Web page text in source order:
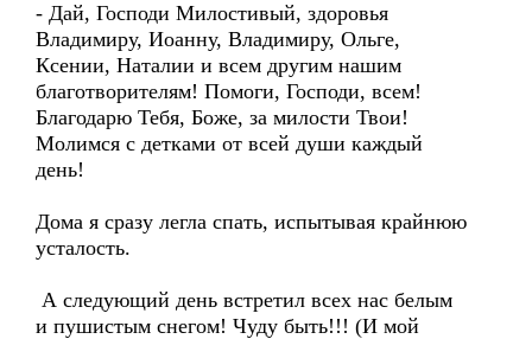
- Дай, Господи Милостивый, здоровья
Владимиру, Иоанну, Владимиру, Ольге,
Ксении, Наталии и всем другим нашим
благотворителям! Помоги, Господи, всем!
Благодарю Тебя, Боже, за милости Твои!
Молимся с детками от всей души каждый
день!
Дома я сразу легла спать, испытывая крайнюю
усталость.
А следующий день встретил всех нас белым
и пушистым снегом! Чуду быть!!! (И мой